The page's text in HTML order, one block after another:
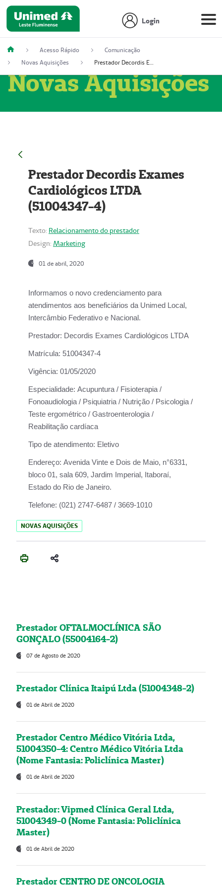
Login
Acesso Rápido
Comunicação
Novas Aquisições
Prestador Decordis Exames Cardiológicos LTDA (51004347-4)
Novas Aquisições
Prestador Decordis Exames
Cardiológicos LTDA
(51004347-4)
Texto: Relacionamento do prestador
Design: Marketing
01 de abril, 2020
Informamos o novo credenciamento para
atendimentos aos beneficiários da Unimed Local,
Intercâmbio Federativo e Nacional.
Prestador: Decordis Exames Cardiológicos LTDA
Matrícula: 51004347-4
Vigência: 01/05/2020
Especialidade: Acupuntura / Fisioterapia /
Fonoaudiologia / Psiquiatria / Nutrição / Psicologia /
Teste ergométrico / Gastroenterologia /
Reabilitação cardíaca
Tipo de atendimento: Eletivo
Endereço: Avenida Vinte e Dois de Maio, n°6331,
bloco 01, sala 609, Jardim Imperial, Itaboraí,
Estado do Rio de Janeiro.
Telefone: (021) 2747-6487 / 3669-1010
NOVAS AQUISIÇÕES
Prestador OFTALMOCLÍNICA SÃO
GONÇALO (55004164-2)
07 de Agosto de 2020
Prestador Clínica Itaipú Ltda (51004348-2)
01 de Abril de 2020
Prestador Centro Médico Vitória Ltda,
51004350-4: Centro Médico Vitória Ltda
(Nome Fantasia: Policlínica Master)
01 de Abril de 2020
Prestador: Vipmed Clínica Geral Ltda,
51004349-0 (Nome Fantasia: Policlínica
Master)
01 de Abril de 2020
Prestador CENTRO DE ONCOLOGIA